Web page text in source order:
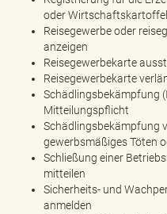
oder
Reisegewerbe oder
anzeigen
Reisegewerbekarte
Reisegewerbekarte
Schädlingsbekämpfung
Mitteilungspflicht
Schädlingsbekämpfung
gewerbsmäßiges Töten
Schließung einer
mitteilen
Sicherheits- und
anmelden